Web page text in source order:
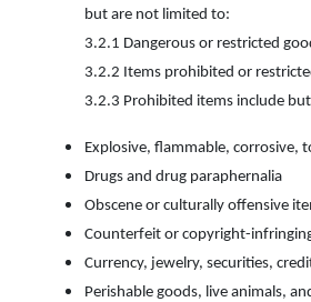
but are not limited to:
3.2.1 Dangerous or restricted
3.2.2 Items prohibited or
3.2.3 Prohibited items include
Explosive, flammable, corrosive,
Drugs and drug paraphernalia
Obscene or culturally offensive
Counterfeit or copyright-
Currency, jewelry, securities,
Perishable goods, live animals,